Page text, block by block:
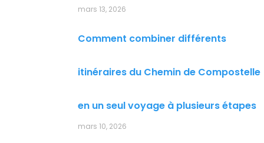
mars 13, 2026
Comment combiner différents
itinéraires du Chemin de Compostelle
en un seul voyage à plusieurs étapes
mars 10, 2026